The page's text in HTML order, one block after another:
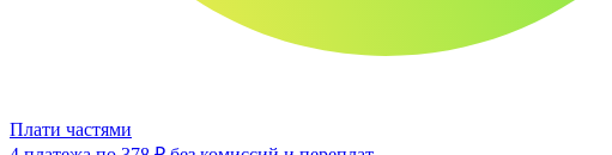
Плати частями